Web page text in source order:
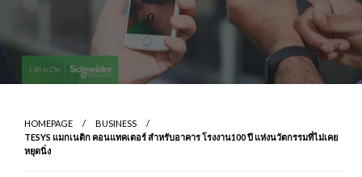
HOMEPAGE
BUSINESS
TESYS แมกเนติก คอนแทคเตอร์ สำหรับอาคาร โรงงาน100 ปี แห่งนวัตกรรมที่ไม่เคย
หยุดนิ่ง